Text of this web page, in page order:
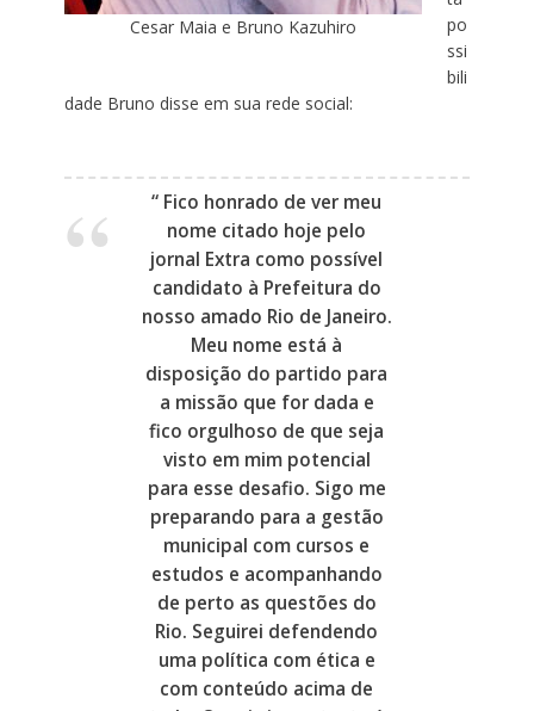
Cesar Maia e Bruno Kazuhiro
po
ssi
bili
dade Bruno disse em sua rede social:
“ Fico honrado de ver meu
nome citado hoje pelo
jornal Extra como possível
candidato à Prefeitura do
nosso amado Rio de Janeiro.
Meu nome está à
disposição do partido para
a missão que for dada e
fico orgulhoso de que seja
visto em mim potencial
para esse desafio. Sigo me
preparando para a gestão
municipal com cursos e
estudos e acompanhando
de perto as questões do
Rio. Seguirei defendendo
uma política com ética e
com conteúdo acima de